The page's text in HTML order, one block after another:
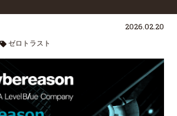
ゼロトラスト
2026.02.20